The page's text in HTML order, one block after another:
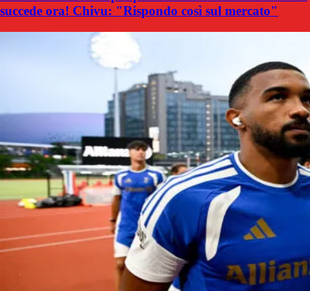
succede ora! Chivu: "Rispondo così sul mercato"